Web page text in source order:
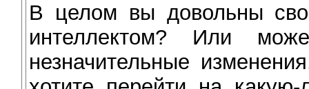
В целом вы довольны
интеллектом? Или
незначительные